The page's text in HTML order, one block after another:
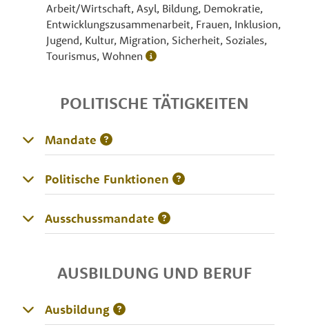
Arbeit/Wirtschaft, Asyl, Bildung, Demokratie,
Entwicklungszusammenarbeit, Frauen, Inklusion,
Jugend, Kultur, Migration, Sicherheit, Soziales,
Tourismus, Wohnen
POLITISCHE TÄTIGKEITEN
Mandate
Politische Funktionen
Ausschussmandate
AUSBILDUNG UND BERUF
Ausbildung